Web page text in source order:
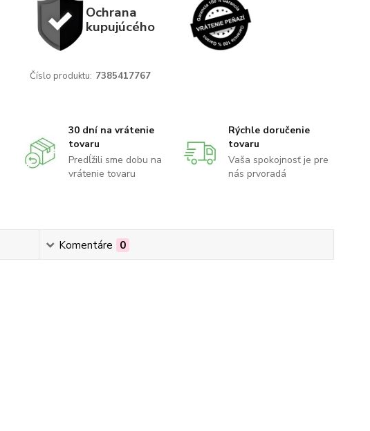
Ochrana
kupujúcého
Číslo produktu: 7385417767
30 dní na vrátenie
tovaru
Predĺžili sme dobu na
vrátenie tovaru
Rýchle doručenie
tovaru
Vaša spokojnosť je pre
nás prvoradá
Komentáre 0